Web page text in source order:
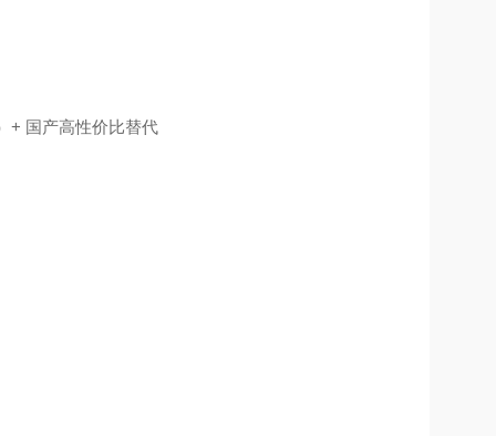
+ 国产高性价比替代